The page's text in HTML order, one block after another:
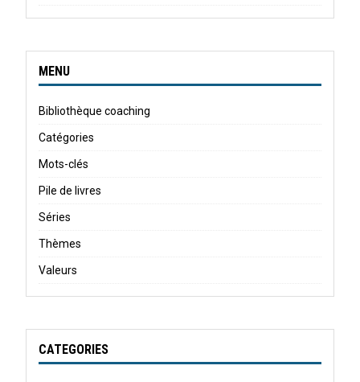
MENU
Bibliothèque coaching
Catégories
Mots-clés
Pile de livres
Séries
Thèmes
Valeurs
CATEGORIES